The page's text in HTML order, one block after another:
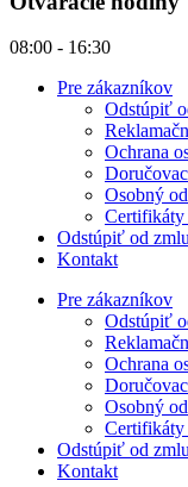
08:00 - 16:30
Pre zákazníkov
Odstúpiť
Ochrana
Osobný
Certifikáty
Odstúpiť od
Kontakt
Pre zákazníkov
Odstúpiť
Ochrana
Osobný
Certifikáty
Odstúpiť od
Kontakt